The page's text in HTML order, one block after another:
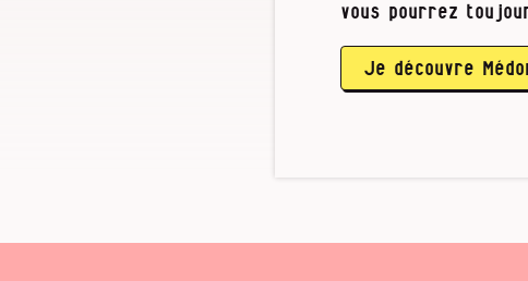
Est-ce que c’est
dizaines
posé la
vous pourrez
Je découvre